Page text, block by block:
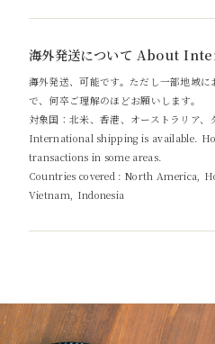
海外発送について About
海外発送、可能です。ただし一部地域
で、何卒ご理解のほどお願いします。
対象国：北米、香港、オーストラリア
International shipping is available.
transactions in some areas.
Countries covered : North America,
Vietnam, Indonesia